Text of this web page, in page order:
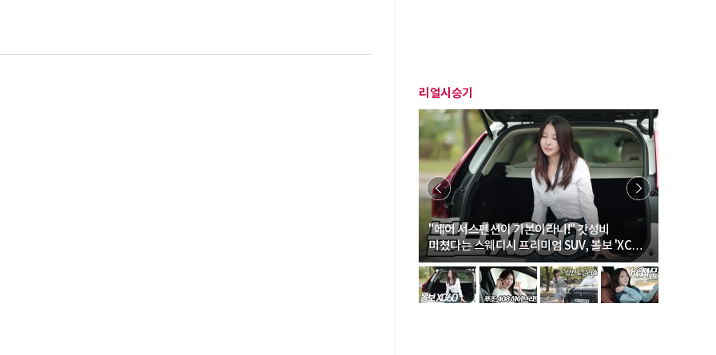
리얼시승기
"에어 서스펜션이 기본이라니!" 갓성비
미쳤다는 스웨디시 프리미엄 SUV, 볼보 'XC60
B5 울트라'